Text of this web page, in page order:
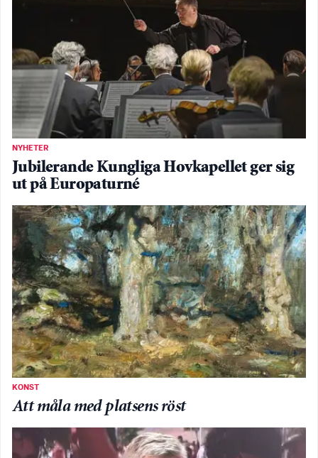
NYHETER
Jubilerande Kungliga Hovkapellet ger sig
ut på Europaturné
KONST
Att måla med platsens röst